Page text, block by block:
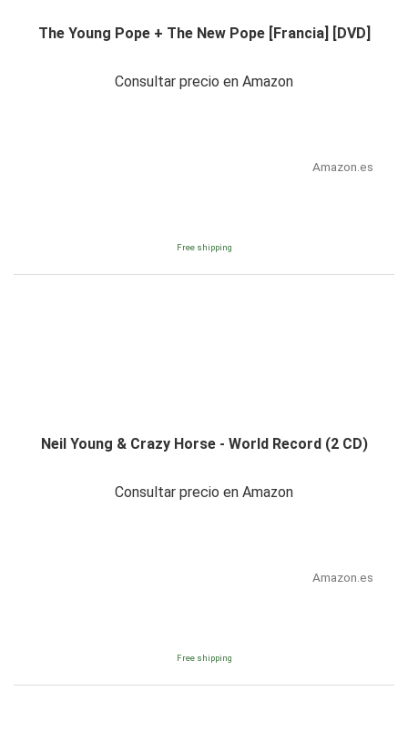
The Young Pope + The New Pope [Francia] [DVD]
Consultar precio en Amazon
Amazon.es
Free shipping
Neil Young & Crazy Horse - World Record (2 CD)
Consultar precio en Amazon
Amazon.es
Free shipping